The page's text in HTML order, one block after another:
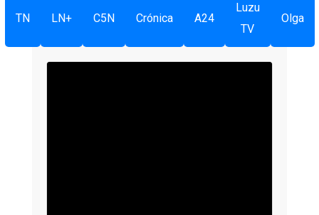
TN LN+ C5N Crónica A24
Luzu
TV
Olga